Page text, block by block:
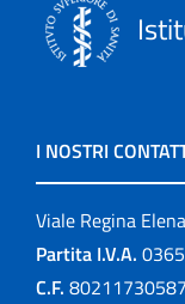
I NOSTRI
Viale Regina
Partita I.V.A.
C.F. 80211730587